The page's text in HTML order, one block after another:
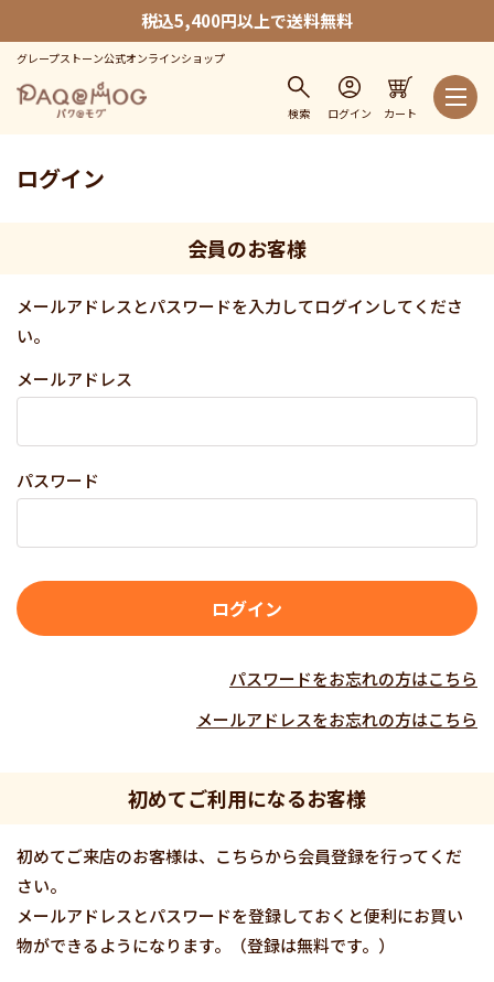
税込5,400円以上で送料無料
グレープストーン公式オンラインショップ
検索 ログイン カート
ログイン
会員のお客様
メールアドレスとパスワードを入力してログインしてくださ
い。
メールアドレス
パスワード
パスワードをお忘れの方はこちら
メールアドレスをお忘れの方はこちら
初めてご利用になるお客様
初めてご来店のお客様は、こちらから会員登録を行ってくだ
さい。
メールアドレスとパスワードを登録しておくと便利にお買い
物ができるようになります。（登録は無料です。）